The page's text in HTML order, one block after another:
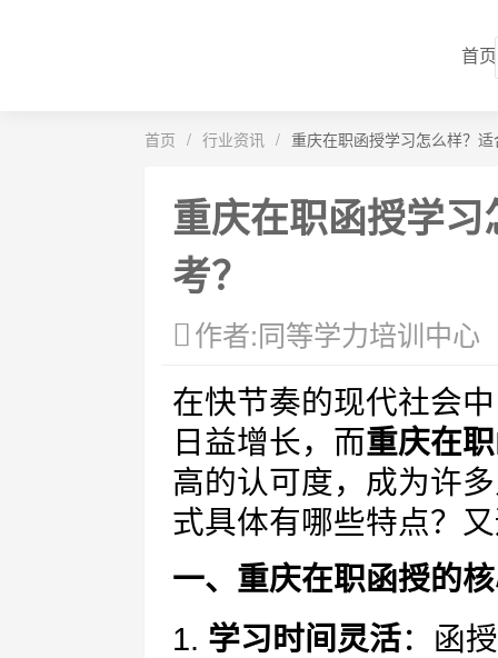
首页
首页 / 行业资讯 / 重庆在职函授学习怎么样？
重庆在职函授学
考？
作者:同等学力培训中心
在快节奏的现代社会
日益增长，而重庆在
高的认可度，成为许
式具体有哪些特点？
一、重庆在职函授的
1. 学习时间灵活：函